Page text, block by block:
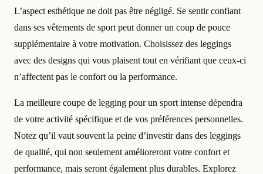
L’aspect esthétique ne doit pas être négligé. Se sentir confiant
dans ses vêtements de sport peut donner un coup de pouce
supplémentaire à votre motivation. Choisissez des leggings
avec des designs qui vous plaisent tout en vérifiant que ceux-ci
n’affectent pas le confort ou la performance.
La meilleure coupe de legging pour un sport intense dépendra
de votre activité spécifique et de vos préférences personnelles.
Notez qu’il vaut souvent la peine d’investir dans des leggings
de qualité, qui non seulement amélioreront votre confort et
performance, mais seront également plus durables. Explorez